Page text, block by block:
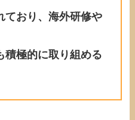
ており、海外研修や
積極的に取り組める